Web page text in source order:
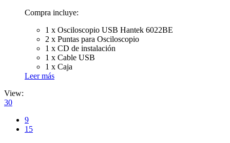
Compra incluye:
1 x Osciloscopio USB Hantek 6022BE
2 x Puntas para Osciloscopio
1 x CD de instalación
1 x Cable USB
1 x Caja
Leer más
View:
30
9
15